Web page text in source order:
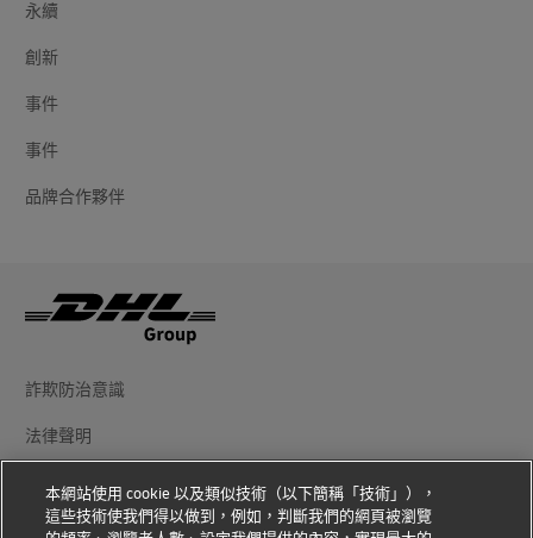
永續
創新
事件
事件
品牌合作夥伴
詐欺防治意識
法律聲明
使用條款
隱私權聲明
本網站使用 cookie 以及類似技術（以下簡稱「技術」），
這些技術使我們得以做到，例如，判斷我們的網頁被瀏覽